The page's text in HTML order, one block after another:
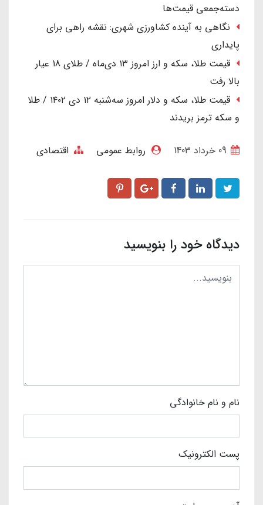
دسته‌جمعی قیمت‌ها
نگاهی به آینده کشاورزی شهری: نقشه راهی برای
پایداری
قیمت طلا، سکه و ارز امروز ۱۳ دی‌ماه / طلای 18 عیار
بالا رفت
قیمت طلا، سکه و دلار امروز سه‌شنبه ۱۲ دی ۱۴۰۲ / طلا
و سکه ترمز بریدند
روابط عمومی اقتصادی
دیدگاه خود را بنویسید
نام و نام خانوادگی
پست الکترونیک